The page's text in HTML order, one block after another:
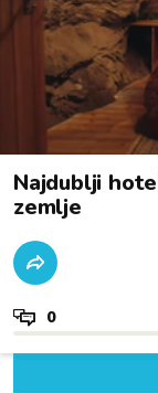
Najdublji
zemlje
0